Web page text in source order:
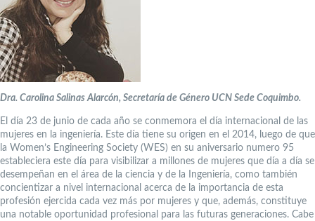
Dra. Carolina Salinas Alarcón, Secretaría de Género UCN Sede Coquimbo.
El día 23 de junio de cada año se conmemora el día internacional de las
mujeres en la ingeniería. Este día tiene su origen en el 2014, luego de que
la Women’s Engineering Society (WES) en su aniversario numero 95
estableciera este día para visibilizar a millones de mujeres que día a día se
desempeñan en el área de la ciencia y de la Ingeniería, como también
concientizar a nivel internacional acerca de la importancia de esta
profesión ejercida cada vez más por mujeres y que, además, constituye
una notable oportunidad profesional para las futuras generaciones. Cabe